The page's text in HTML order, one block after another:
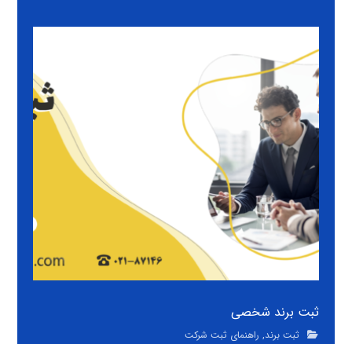
ثبت برند شخصی
ثبت برند, راهنمای ثبت شرکت